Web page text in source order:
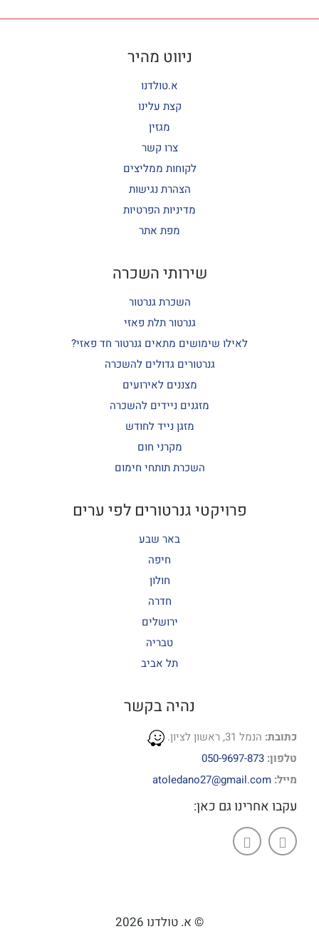
ניווט מהיר
א.טולדנו
קצת עלינו
מגזין
צרו קשר
לקוחות ממליצים
הצהרת נגישות
מדיניות הפרטיות
מפת אתר
שירותי השכרה
השכרת גנרטור
גנרטור תלת פאזי
לאילו שימושים מתאים גנרטור חד פאזי?
גנרטורים גדולים להשכרה
מצננים לאירועים
מזגנים ניידים להשכרה
מזגן נייד לחודש
מקרני חום
השכרת תותחי חימום
פרויקטי גנרטורים לפי ערים
באר שבע
חיפה
חולון
חדרה
ירושלים
טבריה
תל אביב
נהיה בקשר
כתובת: הנמל 31, ראשון לציון.
טלפון: 050-9697-873
מייל: atoledano27@gmail.com
עקבו אחרינו גם כאן:
© א. טולדנו 2026